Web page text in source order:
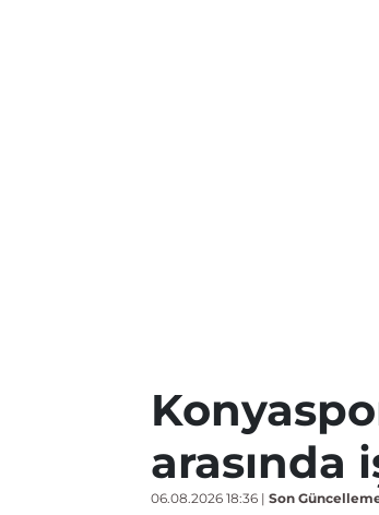
arasında
06.08.2026 18:36 | Son